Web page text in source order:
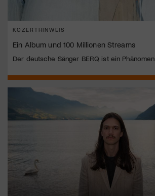
KOZERTHINWEIS
Ein Album und 100 Millionen Streams
Der deutsche Sänger BERQ ist ein Phänomen